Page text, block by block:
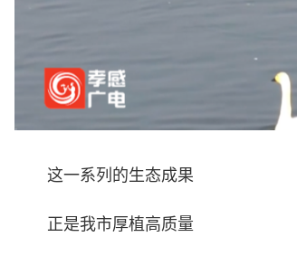
这一系列的生态成果
正是我市厚植高质量